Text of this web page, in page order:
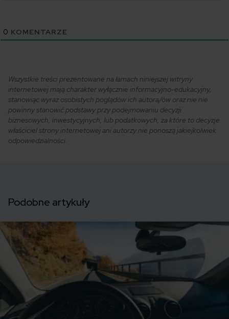
0 KOMENTARZE
Wszystkie treści prezentowane na łamach niniejszej witryny
internetowej mają charakter wyłącznie informacyjno-edukacyjny,
stanowiąc wyraz osobistych poglądów ich autora/ów oraz nie nie
powinny stanowić podstawy przy podejmowaniu decyzji
biznesowych, inwestycyjnych, lub podatkowych, za które to decyzje
właściciel strony internetowej ani autorzy nie ponoszą jakiejkolwiek
odpowiedzialności.
Podobne artykuły